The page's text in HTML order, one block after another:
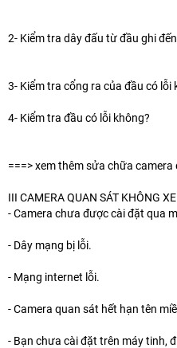
2- Kiểm tra dây đấu từ đầu ghi
3- Kiểm tra cổng ra của đầu có lỗi
4- Kiểm tra đầu có lỗi không?
===> xem thêm sửa chữa
III CAMERA QUAN SÁT KHÔNG
- Camera chưa được cài đặt qua
- Dây mạng bị lỗi.
- Mạng internet lỗi.
- Camera quan sát hết hạn tên
- Bạn chưa cài đặt trên máy tinh,